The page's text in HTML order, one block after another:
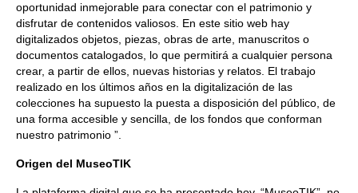
oportunidad inmejorable para conectar con el patrimonio y
disfrutar de contenidos valiosos. En este sitio web hay
digitalizados objetos, piezas, obras de arte, manuscritos o
documentos catalogados, lo que permitirá a cualquier persona
crear, a partir de ellos, nuevas historias y relatos. El trabajo
realizado en los últimos años en la digitalización de las
colecciones ha supuesto la puesta a disposición del público, de
una forma accesible y sencilla, de los fondos que conforman
nuestro patrimonio ”.
Origen del MuseoTIK